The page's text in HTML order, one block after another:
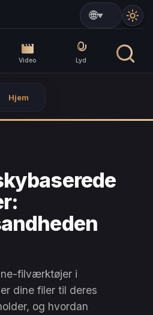
Video Lyd
▼
Hjem
filværktøjer i
dine filer til deres
og hvordan